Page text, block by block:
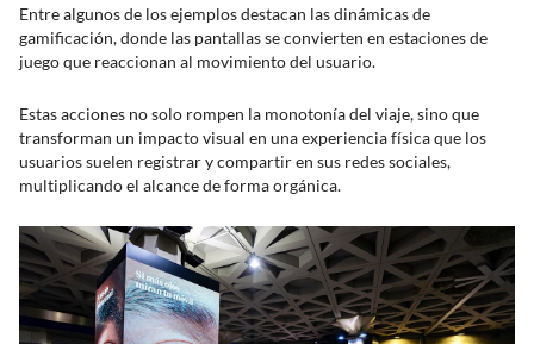
Entre algunos de los ejemplos destacan las dinámicas de
gamificación, donde las pantallas se convierten en estaciones de
juego que reaccionan al movimiento del usuario.
Estas acciones no solo rompen la monotonía del viaje, sino que
transforman un impacto visual en una experiencia física que los
usuarios suelen registrar y compartir en sus redes sociales,
multiplicando el alcance de forma orgánica.